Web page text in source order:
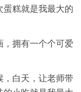
蛋糕就是我最大的
，拥有一个个可爱
，白天，让老师带